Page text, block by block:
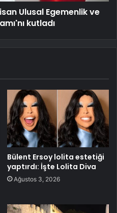
Ulusal Egemenlik ve
kutladı
Bülent Ersoy lolita estetiği
yaptırdı: İşte Lolita Diva
Ağustos 3, 2026